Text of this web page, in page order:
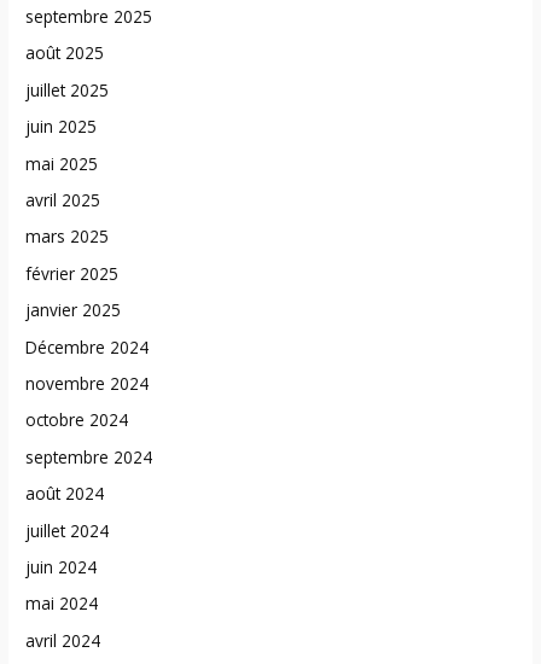
septembre 2025
août 2025
juillet 2025
juin 2025
mai 2025
avril 2025
mars 2025
février 2025
janvier 2025
Décembre 2024
novembre 2024
octobre 2024
septembre 2024
août 2024
juillet 2024
juin 2024
mai 2024
avril 2024